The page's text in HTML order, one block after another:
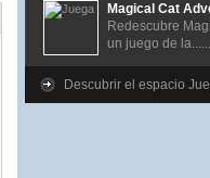
Magical Cat
Redescubre
un juego de la......
Descubrir el espacio